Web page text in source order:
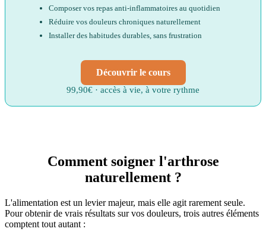
Composer vos repas anti-inflammatoires au quotidien
Réduire vos douleurs chroniques naturellement
Installer des habitudes durables, sans frustration
Découvrir le cours
99,90€ · accès à vie, à votre rythme
Comment soigner l'arthrose
naturellement ?
L'alimentation est un levier majeur, mais elle agit rarement seule.
Pour obtenir de vrais résultats sur vos douleurs, trois autres éléments
comptent tout autant :